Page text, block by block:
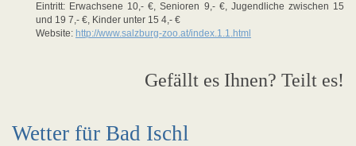
Eintritt: Erwachsene 10,- €, Senioren 9,- €, Jugendliche zwischen 15
und 19 7,- €, Kinder unter 15 4,- €
Website: http://www.salzburg-zoo.at/index.1.1.html
Gefällt es Ihnen? Teilt es!
Wetter für Bad Ischl